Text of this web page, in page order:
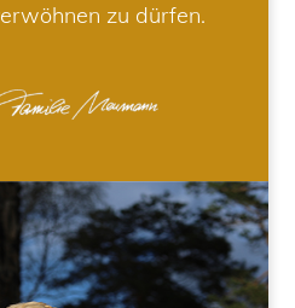
zu dürfen.